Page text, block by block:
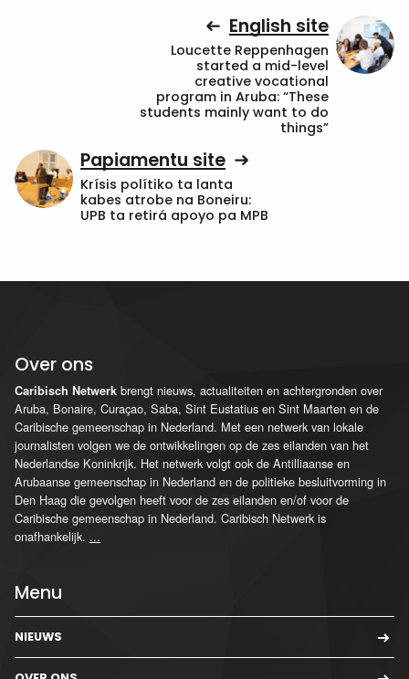
English site
Loucette Reppenhagen
started a mid-level
creative vocational
program in Aruba: “These
students mainly want to do
things”
Papiamentu site
Krísis polítiko ta lanta
kabes atrobe na Boneiru:
UPB ta retirá apoyo pa MPB
Over ons
Caribisch Netwerk brengt nieuws, actualiteiten en achtergronden over
Aruba, Bonaire, Curaçao, Saba, Sint Eustatius en Sint Maarten en de
Caribische gemeenschap in Nederland. Met een netwerk van lokale
journalisten volgen we de ontwikkelingen op de zes eilanden van het
Nederlandse Koninkrijk. Het netwerk volgt ook de Antilliaanse en
Arubaanse gemeenschap in Nederland en de politieke besluitvorming in
Den Haag die gevolgen heeft voor de zes eilanden en/of voor de
Caribische gemeenschap in Nederland. Caribisch Netwerk is
onafhankelijk. ...
Menu
NIEUWS